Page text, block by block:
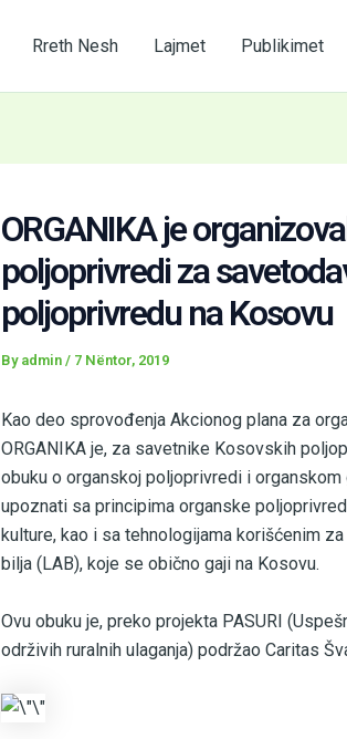
Rreth Nesh Lajmet Publikimet
ORGANIKA je
poljoprivredi za
poljoprivredu na Kosovu
By admin / 7 Nëntor, 2019
Kao deo sprovođenja Akcionog plana za
ORGANIKA je, za savetnike Kosovskih
obuku o organskoj poljoprivredi i
upoznati sa principima organske
kulture, kao i sa tehnologijama korišćenim
bilja (LAB), koje se obično gaji na Kosovu.
Ovu obuku je, preko projekta PASURI
održivih ruralnih ulaganja) podržao Caritas